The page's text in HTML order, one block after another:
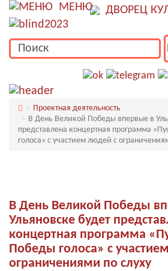
МЕНЮ ДВОРЕЦ
Проектная деятельность
В День Великой Победы впервые в
представлена концертная программа
голоса» с участием людей с
В День Великой Победы
Ульяновске будет
концертная программа
Победы голоса» с
ограничениями по слуху